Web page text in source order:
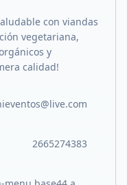
con viandas
vegetariana,
y
calidad!
2665274383